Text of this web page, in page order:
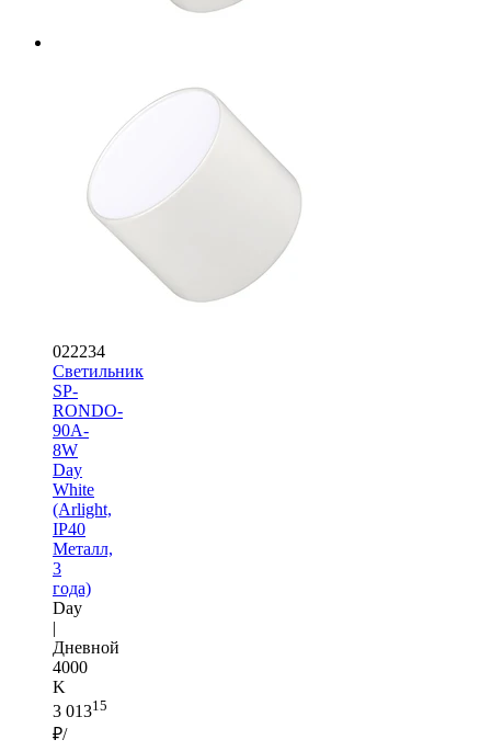
022234
Светильник
SP-
RONDO-
90A-
8W
Day
White
(Arlight,
IP40
Металл,
3
года)
Day
|
Дневной
4000
K
3 01315
₽/